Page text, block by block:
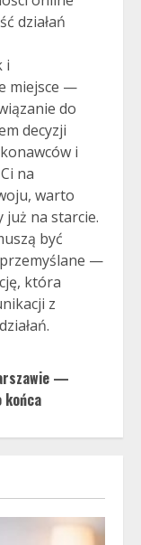
działań
i
miejsce —
do
decyzji
i
na
warto
już na starcie.
być
—
która
z
—
końca